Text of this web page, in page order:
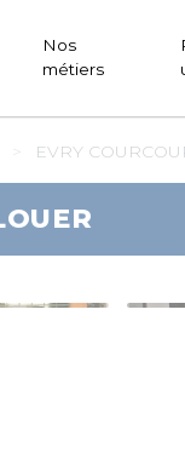
Nos
métiers
EVRY